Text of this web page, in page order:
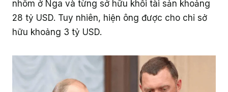
nhôm ở Nga và từng sở hữu khối tài sản khoảng
28 tỷ USD. Tuy nhiên, hiện ông được cho chỉ sở
hữu khoảng 3 tỷ USD.